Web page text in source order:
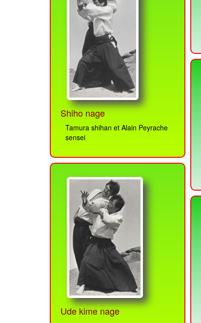
Shiho nage
Tamura shihan et Alain Peyrache
sensei
Ude kime nage